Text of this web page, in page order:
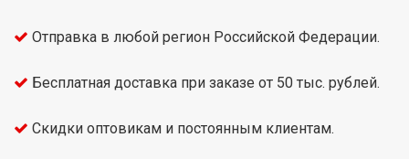
Отправка в любой регион Российской Федерации.
Бесплатная доставка при заказе от 50 тыс. рублей.
Скидки оптовикам и постоянным клиентам.